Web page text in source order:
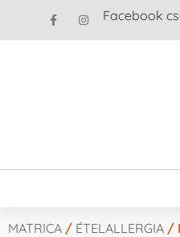
Facebook
MATRICA / ÉTELALLERGIA /